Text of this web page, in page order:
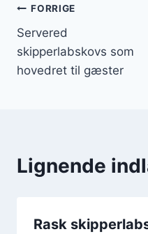
FORRIGE
Servered
skipperlabskovs som
hovedret til gæster
Lignende
Rask